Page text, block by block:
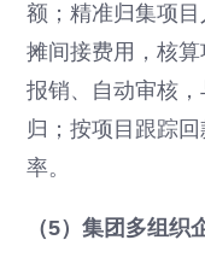
额；精准归集项
摊间接费用，核
报销、自动审核
归；按项目跟踪
率。
（5）集团多组织